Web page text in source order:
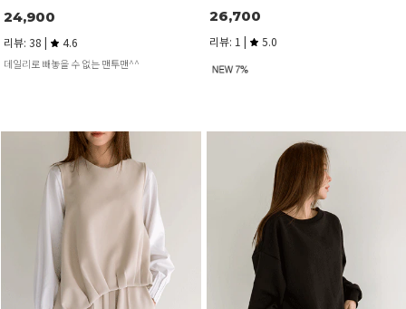
24,900
리뷰: 38 | 4.6
데일리로 빼놓을 수 없는 맨투맨^^
26,700
리뷰: 1 | 5.0